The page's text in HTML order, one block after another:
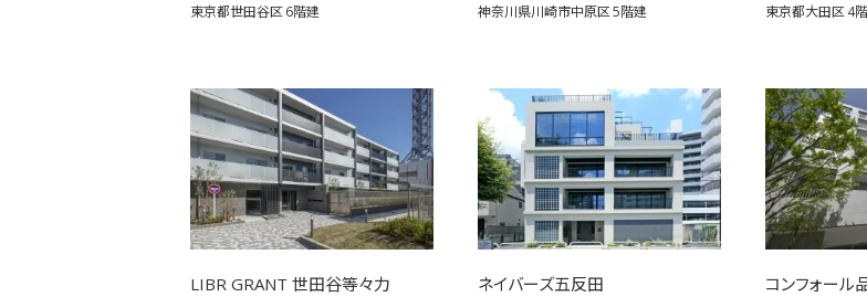
東京都世田谷区6階建 神奈川県川崎市中原区5階建 東京都大田区4
LIBR GRANT 世田谷等々力 ネイバーズ五反田 コンフォール